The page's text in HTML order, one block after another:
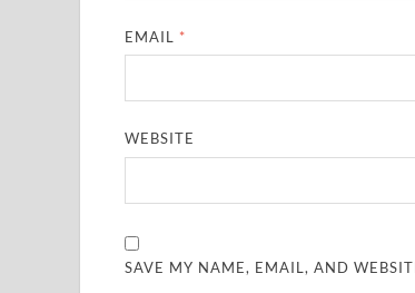
EMAIL *
WEBSITE
SAVE MY NAME, EMAIL, AND